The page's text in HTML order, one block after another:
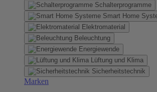
Schalterprogramme
Smart Home
Elektromaterial
Beleuchtung
Energiewende
Lüftung und Klima
Sicherheitstechnik
Marken